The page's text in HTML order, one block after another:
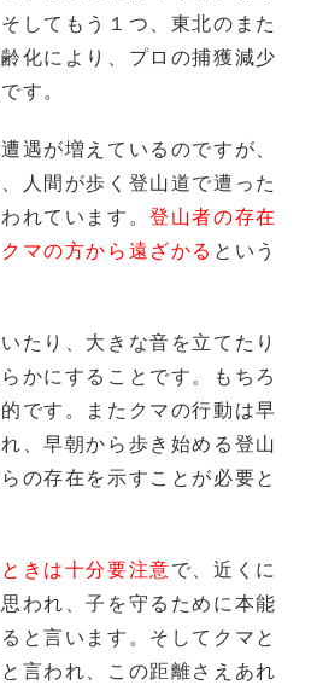
してもう１つ、東北のまた
化により、プロの捕獲減少
す。
遇が増えているのですが、
人間が歩く登山道で遭った
れています。登山者の存在
マの方から遠ざかる という
たり、大きな音を立てたり
かにすることです。もちろ
です。またクマの行動は早
、早朝から歩き始める登山
の存在を示すことが必要と
きは十分要注意で、近くに
われ、子を守るために本能
と言います。そしてクマと
言われ、この距離さえあれ